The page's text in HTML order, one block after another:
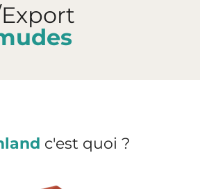
c'est quoi ?